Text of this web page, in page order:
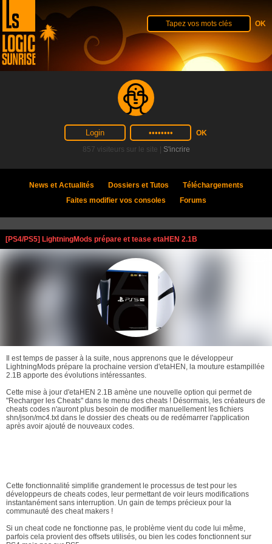
857 visiteurs sur le site | S'incrire
News et Actualités Dossiers et Tutos
Téléchargements
Faites modifier vos consoles
Forums
[PS4/PS5] LightningMods prépare et tease etaHEN 2.1B
Il est temps de passer à la suite, nous apprenons que le développeur
LightningMods prépare la prochaine version d'etaHEN, la mouture estampillée
2.1B apporte des évolutions intéressantes.
Cette mise à jour d'etaHEN 2.1B amène une nouvelle option qui permet de
"Recharger les Cheats" dans le menu des cheats ! Désormais, les créateurs de
cheats codes n'auront plus besoin de modifier manuellement les fichiers
shn/json/mc4.txt dans le dossier des cheats ou de redémarrer l'application
après avoir ajouté de nouveaux codes.
Cette fonctionnalité simplifie grandement le processus de test pour les
développeurs de cheats codes, leur permettant de voir leurs modifications
instantanément sans interruption. Un gain de temps précieux pour la
communauté des cheat makers !
Si un cheat code ne fonctionne pas, le problème vient du code lui même,
parfois cela provient des offsets utilisés, ou bien les codes fonctionnent sur